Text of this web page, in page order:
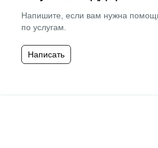
Напишите, если вам нужна
по услугам.
Написать